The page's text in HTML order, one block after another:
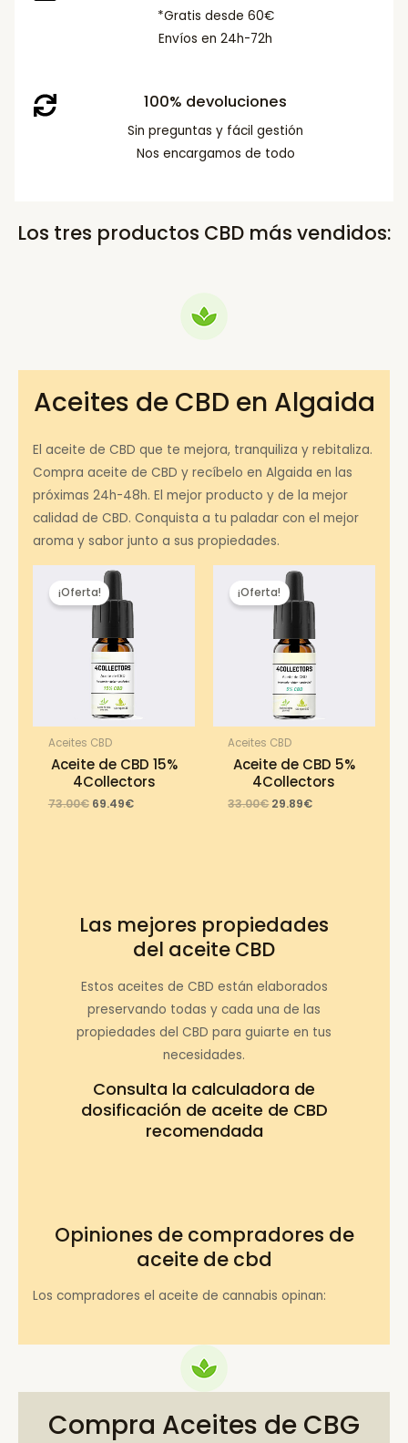
*Gratis desde 60€
Envíos en 24h-72h
100% devoluciones
Sin preguntas y fácil gestión
Nos encargamos de todo
Los tres productos CBD más vendidos:
Aceites de CBD en Algaida
El aceite de CBD que te mejora, tranquiliza y rebitaliza.
Compra aceite de CBD y recíbelo en Algaida en las
próximas 24h-48h. El mejor producto y de la mejor
calidad de CBD. Conquista a tu paladar con el mejor
aroma y sabor junto a sus propiedades.
¡Oferta!
Aceites CBD
Aceite de CBD 15%
4Collectors
73.00€ Original
69.49€Current
¡Oferta!
Aceites CBD
Aceite de CBD 5%
4Collectors
33.00€ Original
29.89€Current
Las mejores propiedades
del aceite CBD
Estos aceites de CBD están elaborados
preservando todas y cada una de las
propiedades del CBD para guiarte en tus
necesidades.
Consulta la calculadora de
dosificación de aceite de CBD
recomendada
Opiniones de compradores de
aceite de cbd
Los compradores el aceite de cannabis opinan:
Compra Aceites de CBG